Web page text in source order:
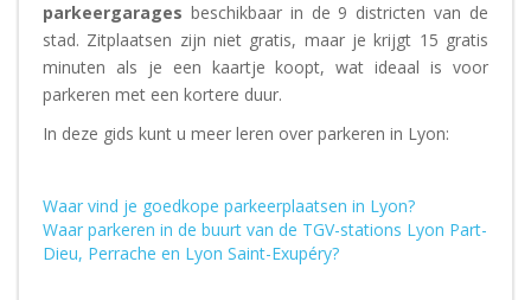
parkeergarages beschikbaar in de 9 districten van de
stad. Zitplaatsen zijn niet gratis, maar je krijgt 15 gratis
minuten als je een kaartje koopt, wat ideaal is voor
parkeren met een kortere duur.
In deze gids kunt u meer leren over parkeren in Lyon:
Waar vind je goedkope parkeerplaatsen in Lyon?
Waar parkeren in de buurt van de TGV-stations Lyon Part-
Dieu, Perrache en Lyon Saint-Exupéry?